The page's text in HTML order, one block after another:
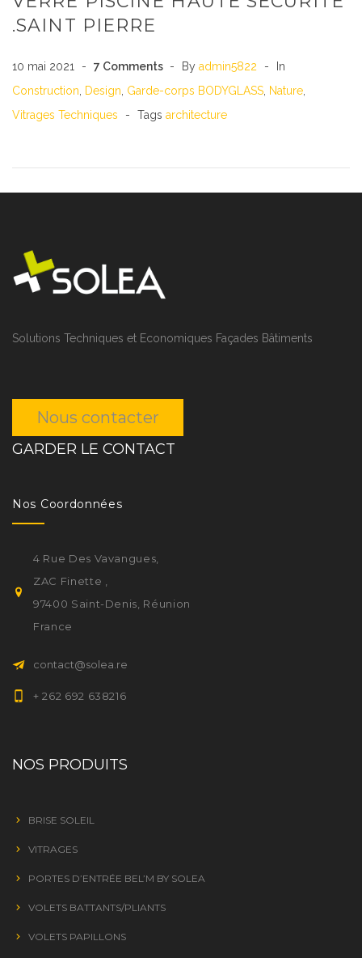
.SAINT PIERRE
10 mai 2021 7 Comments By admin5822
In
Construction
Design Garde-corps BODYGLASS Nature
Vitrages Techniques
Tags architecture
Solutions Techniques et Economiques Façades Bâtiments
Nous contacter
GARDER LE CONTACT
Nos Coordonnées
4 Rue Des Vavangues,
ZAC Finette ,
97400 Saint-Denis, Réunion
France
contact@solea.re
+ 262 692 638216
NOS PRODUITS
BRISE SOLEIL
VITRAGES
PORTES D’ENTRÉE BEL’M BY SOLEA
VOLETS BATTANTS/PLIANTS
VOLETS PAPILLONS